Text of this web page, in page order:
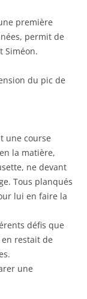
première
permit de
Siméon.
du pic de
une course
la matière,
ne devant
Tous planqués
lui en faire la
défis que
restait de
une